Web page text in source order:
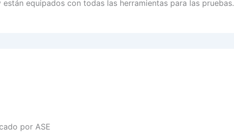
equipados con todas las herramientas para las pruebas.
por ASE